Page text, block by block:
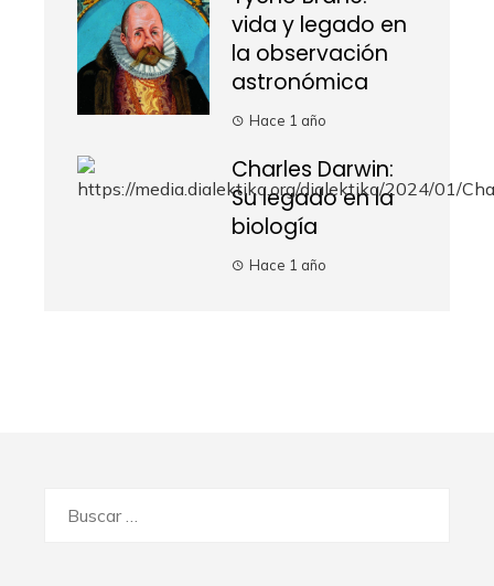
vida y legado en
la observación
astronómica
Hace 1 año
Charles Darwin:
Su legado en la
biología
Hace 1 año